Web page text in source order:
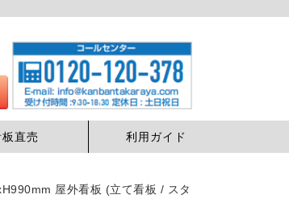
直売 利用ガイド
屋外看板 (立て看板 / スタ